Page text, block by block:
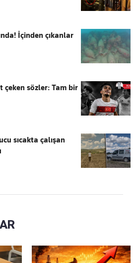
İçinden çıkanlar
çeken sözler: Tam bir
sıcakta çalışan